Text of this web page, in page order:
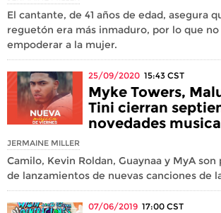
El cantante, de 41 años de edad, asegura
reguetón era más inmaduro, por lo que
empoderar a la mujer.
25/09/2020 15:43 CST
Myke Towers,
Tini cierran
novedades
JERMAINE MILLER
Camilo, Kevin Roldan, Guaynaa y MyA
de lanzamientos de nuevas canciones de
07/06/2019 17:00 CST